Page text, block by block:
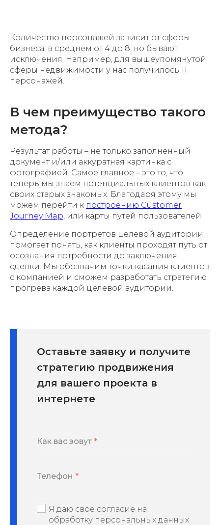
Количество персонажей зависит от сферы
бизнеса, в среднем от 4 до 8, но бывают
исключения. Например, для вышеупомянутой
сферы недвижимости у нас получилось 11
персонажей.
В чем преимущество такого
метода?
Результат работы – не только заполненный
документ и/или аккуратная картинка с
фотографией. Самое главное – это то, что
теперь мы знаем потенциальных клиентов как
своих старых знакомых. Благодаря этому мы
можем перейти к построению Customer
Journey Map , или карты путей пользователей.
Определение портретов целевой аудитории
помогает понять, как клиенты проходят путь от
осознания потребности до заключения
сделки. Мы обозначим точки касания клиентов
с компанией и сможем разработать стратегию
прогрева каждой целевой аудитории.
Оставьте заявку и получите
стратегию продвижения
для вашего проекта в
интернете
Как вас зовут
Телефон
Я даю свое согласие на
обработку персональных данных